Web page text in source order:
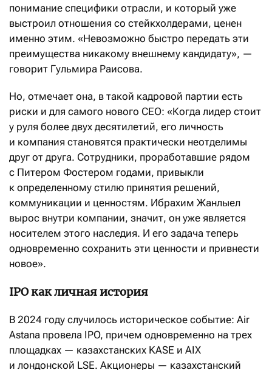
понимание специфики отрасли, и который уже
выстроил отношения со стейкхолдерами, ценен
именно этим. «Невозможно быстро передать эти
преимущества никакому внешнему кандидату», —
говорит Гульмира Раисова.
Но, отмечает она, в такой кадровой партии есть
риски и для самого нового CEO: «Когда лидер стоит
у руля более двух десятилетий, его личность
и компания становятся практически неотделимы
друг от друга. Сотрудники, проработавшие рядом
с Питером Фостером годами, привыкли
к определенному стилю принятия решений,
коммуникации и ценностям. Ибрахим Жанлыел
вырос внутри компании, значит, он уже является
носителем этого наследия. И его задача теперь
одновременно сохранить эти ценности и привнести
новое».
IPO как личная история
В 2024 году случилось историческое событие: Air
Astana провела IPO, причем одновременно на трех
площадках — казахстанских KASE и AIX
и лондонской LSE. Акционеры — казахстанский